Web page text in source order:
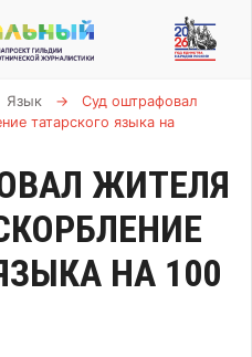
Язык →
Суд оштрафовал
татарского языка на
ЖИТЕЛЯ
НА 100